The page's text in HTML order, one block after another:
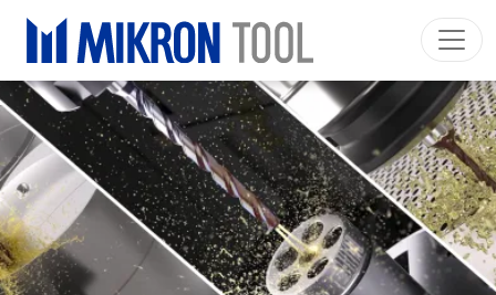
Mikron Group Automation Machining Tool
Italiano Area riservata Download
Main navigation
SETTORI INDUSTRIALI
PRODOTTI
SERVIZI